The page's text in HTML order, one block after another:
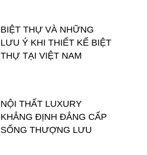
BIỆT THỰ VÀ NHỮNG
LƯU Ý KHI THIẾT KẾ BIỆT
THỰ TẠI VIỆT NAM
NỘI THẤT LUXURY
KHẲNG ĐỊNH ĐẲNG CẤP
SỐNG THƯỢNG LƯU